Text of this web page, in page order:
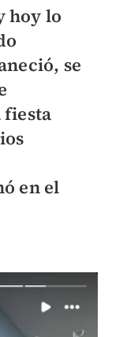
hoy lo
se
fiesta
en el